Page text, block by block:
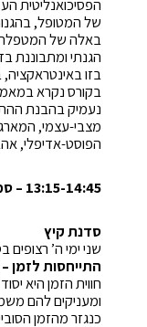
הפסיכואנליטית
של המטופל,
באלה של המטפלת.
הגנתי ומתבוננת
בזו
בקורס נקרא
נעמיק בהבנת
מצבי-עצמי,
הפוסט-אדיפלי,
13:15-14:45 – סמינר קליני – גב’ דרורית גיל וגב’ רותי ליס
סדנת קיץ
שני ימי ה’ רצופים
התייחסות לזמן –
חווית הזמן היא
ומעניקים להם
כנגזר מהזמן